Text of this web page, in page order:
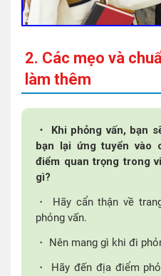
2. Các mẹo và
làm thêm
・ Khi phỏng vấn, bạn
bạn lại ứng tuyển vào
điểm quan trọng trong
gì?
・ Hãy cẩn thận về
phỏng vấn.
・ Nên mang gì khi đi
・ Hãy đến địa điểm